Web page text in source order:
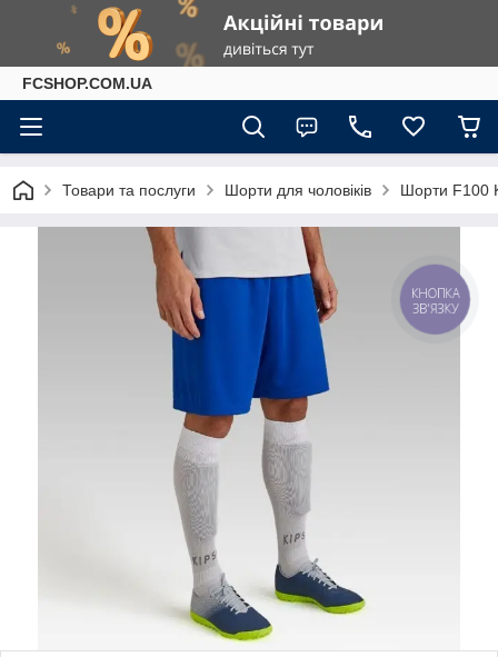
FCSHOP.COM.UA
Товари та послуги Шорти для чоловіків Шорти F100
КНОПКА
ЗВ'ЯЗКУ